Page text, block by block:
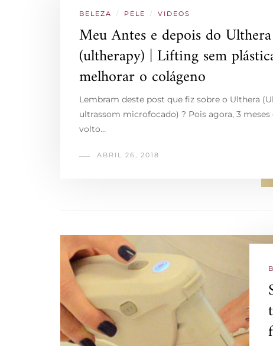
BELEZA / PELE / VIDEOS
Meu Antes e depois do Ulthera
(ultherapy) | Lifting sem
melhorar o colágeno
Lembram deste post que fiz sobre o Ulthera
ultrassom microfocado) ? Pois agora, 3 meses
volto…
ABRIL 26, 2018